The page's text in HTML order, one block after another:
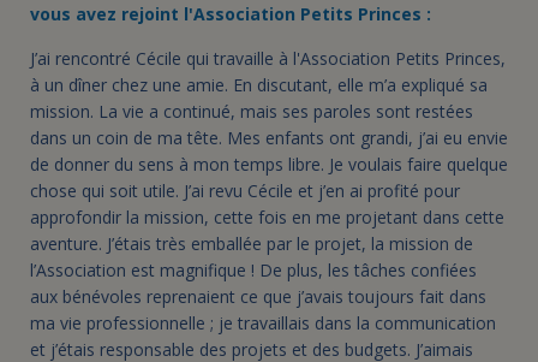
vous avez rejoint l'Association Petits Princes :
J’ai rencontré Cécile qui travaille à l'Association Petits Princes,
à un dîner chez une amie. En discutant, elle m’a expliqué sa
mission. La vie a continué, mais ses paroles sont restées
dans un coin de ma tête. Mes enfants ont grandi, j’ai eu envie
de donner du sens à mon temps libre. Je voulais faire quelque
chose qui soit utile. J’ai revu Cécile et j’en ai profité pour
approfondir la mission, cette fois en me projetant dans cette
aventure. J’étais très emballée par le projet, la mission de
l’Association est magnifique ! De plus, les tâches confiées
aux bénévoles reprenaient ce que j’avais toujours fait dans
ma vie professionnelle ; je travaillais dans la communication
et j’étais responsable des projets et des budgets. J’aimais